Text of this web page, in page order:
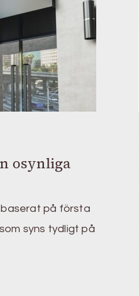
osynliga
baserat på första
syns tydligt på